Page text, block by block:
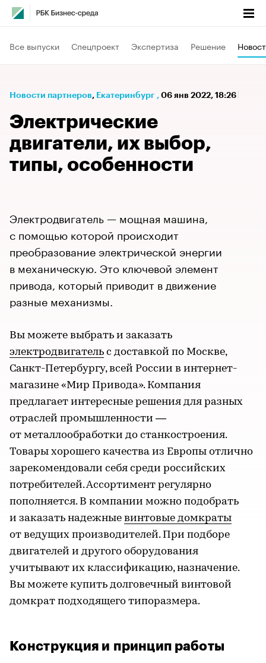
Все выпуски Спецпроект Экспертиза Решение
Новости партнеров⁠, Екатеринбург , 06 янв 2022, 18:26
Электрические
двигатели, их выбор,
типы, особенности
Электродвигатель — мощная машина,
с помощью которой происходит
преобразование электрической энергии
в механическую. Это ключевой элемент
привода, который приводит в движение
разные механизмы.
Вы можете выбрать и заказать
электродвигатель с доставкой по Москве,
Санкт-Петербургу, всей России в интернет-
магазине «Мир Привода». Компания
предлагает интересные решения для разных
отраслей промышленности —
от металлообработки до станкостроения.
Товары хорошего качества из Европы отлично
зарекомендовали себя среди российских
потребителей. Ассортимент регулярно
пополняется. В компании можно подобрать
и заказать надежные винтовые домкраты
от ведущих производителей. При подборе
двигателей и другого оборудования
учитывают их классификацию, назначение.
Вы можете купить долговечный винтовой
домкрат подходящего типоразмера.
Конструкция и принцип работы